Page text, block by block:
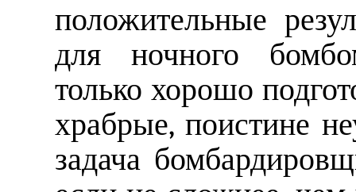
положительные
для ночного
только хорошо
храбрые, поистине
задача